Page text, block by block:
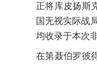
正将库皮扬斯
国无视实际战
均收录于本次
在第聂伯罗彼